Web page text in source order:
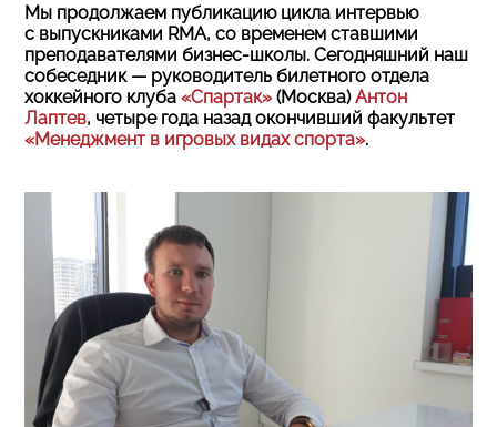
Мы продолжаем публикацию цикла интервью
с выпускниками RMA, со временем ставшими
преподавателями бизнес-школы. Сегодняшний наш
собеседник — руководитель билетного отдела
хоккейного клуба «Спартак»(Москва)Антон
Лаптев, четыре года назад окончивший факультет
«Менеджмент в игровых видах спорта».